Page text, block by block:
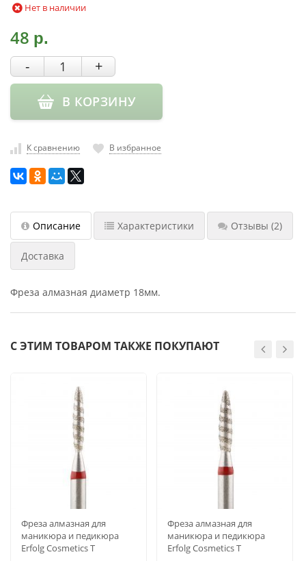
инструмента
РАСПРОДАЖА
Нет в наличии
48 р.
- +
В КОРЗИНУ
К сравнению В избранное
Описание Характеристики Отзывы (2)
Доставка
Фреза алмазная диаметр 18мм.
С ЭТИМ ТОВАРОМ ТАКЖЕ ПОКУПАЮТ
Фреза алмазная для
маникюра и педикюра
Erfolg Cosmetics Т
Фреза алмазная для
маникюра и педикюра
Erfolg Cosmetics Т